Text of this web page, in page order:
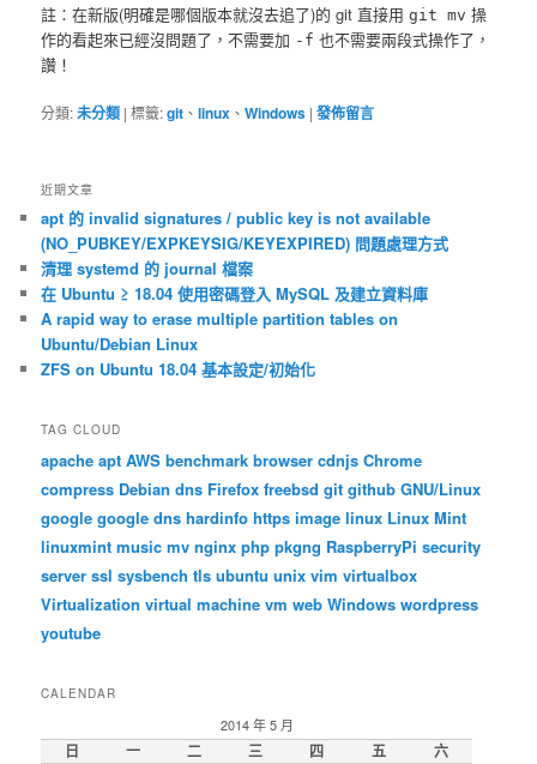
註：在新版(明確是哪個版本就沒去追了)的 git 直接用git mv 操
作的看起來已經沒問題了，不需要加 -f 也不需要兩段式操作了，
讚！
分類:未分類 |標籤:git 、linux 、Windows |發佈留言
近期文章
apt 的 invalid signatures / public key is not available
(NO_PUBKEY/EXPKEYSIG/KEYEXPIRED) 問題處理方式
清理 systemd 的 journal 檔案
在 Ubuntu ≥ 18.04 使用密碼登入 MySQL 及建立資料庫
A rapid way to erase multiple partition tables on
Ubuntu/Debian Linux
ZFS on Ubuntu 18.04 基本設定/初始化
TAG CLOUD
apache apt AWS benchmark browser cdnjs Chrome
compress Debian dns Firefox freebsd git github GNU/Linux
google google dns hardinfo https image linux Linux Mint
linuxmint music mv nginx php pkgng RaspberryPi security
server ssl sysbench tls ubuntu unix vim virtualbox
Virtualization virtual machine vm web Windows wordpress
youtube
CALENDAR
2014 年 5 月
日 一 二 三 四 五 六